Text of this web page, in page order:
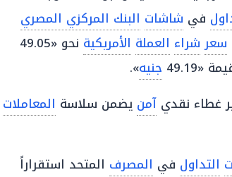
في شاشات البنك المركزي المصري
سعر شراء العملة الأمريكية نحو «49.05
جنيه».
غطاء نقدي آمن يضمن سلاسة المعاملات
التداول في المصرف المتحد استقراراً